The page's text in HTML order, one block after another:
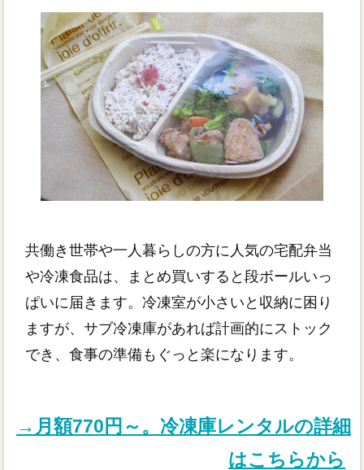
共働き世帯や一人暮らしの方に人気の宅配弁当
や冷凍食品は、まとめ買いすると段ボールいっ
ぱいに届きます。冷凍室が小さいと収納に困り
ますが、サブ冷凍庫があれば計画的にストック
でき、食事の準備もぐっと楽になります。
→月額770円～。冷凍庫レンタルの詳細
はこちらから